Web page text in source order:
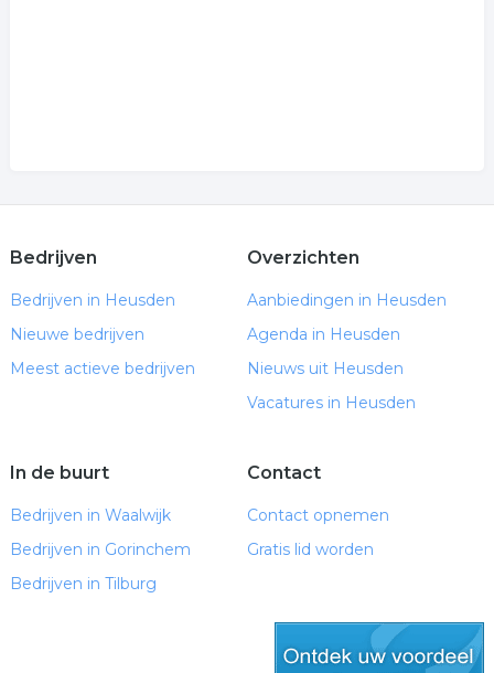
Bedrijven
Bedrijven in Heusden
Nieuwe bedrijven
Meest actieve bedrijven
Overzichten
Aanbiedingen in Heusden
Agenda in Heusden
Nieuws uit Heusden
Vacatures in Heusden
In de buurt
Bedrijven in Waalwijk
Bedrijven in Gorinchem
Bedrijven in Tilburg
Contact
Contact opnemen
Gratis lid worden